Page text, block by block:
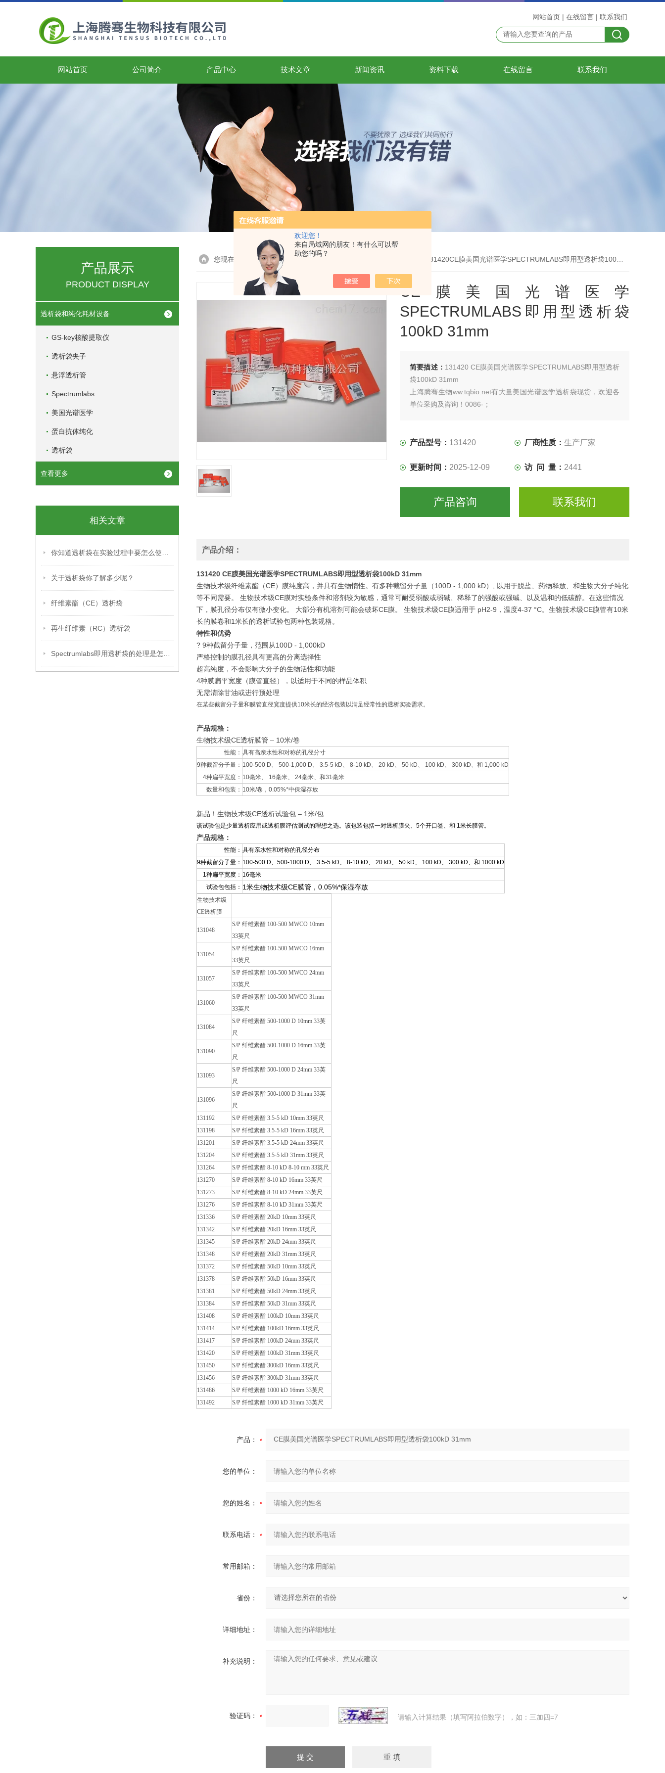
欢迎您！
来自局域网的朋友！有什么可以帮
助您的吗？
网站首页 | 在线留言 | 联系我们
网站首页 公司简介 产品中心 技术文章 新闻资讯 资料下载 在线留言 联系我们
产品展示
PRODUCT DISPLAY
透析袋和纯化耗材设备
GS-key核酸提取仪
透析袋夹子
悬浮透析管
Spectrumlabs
美国光谱医学
蛋白抗体纯化
透析袋
查看更多
相关文章
关于透析袋你了解多少呢？
纤维素酯（CE）透析袋
再生纤维素（RC）透析袋
您现在的位置：首页> 产品展示 > 透析袋和纯化耗材设备 > 131420CE膜美国光谱医学SPECTRUMLABS即用型透析袋100kD 31mm
CE膜美国光谱医学
SPECTRUMLABS即用型透析袋
100kD 31mm
简要描述： 131420 CE膜美国光谱医学SPECTRUMLABS即用型透析
袋100kD 31mm
上海腾骞生物ww.tqbio.net有大量美国光谱医学透析袋现货，欢迎各
单位采购及咨询！0086-；
产品型号： 131420 厂商性质：生产厂家
更新时间： 2025-12-09 访 问 量： 2441
产品咨询 联系我们
产品介绍：
131420 CE膜美国光谱医学SPECTRUMLABS即用型透析袋100kD 31mm
生物技术级纤维素酯（CE）膜纯度高，并具有生物惰性。有多种截留分子量（100D - 1,000 kD）, 以用于脱盐、药物释放、和生物大分子纯化
等不同需要。 生物技术级CE膜对实验条件和溶剂较为敏感，通常可耐受弱酸或弱碱、稀释了的强酸或强碱、以及温和的低碳醇。在这些情况
下，膜孔径分布仅有微小变化。 大部分有机溶剂可能会破坏CE膜。 生物技术级CE膜适用于 pH2-9，温度4-37 °C。生物技术级CE膜管有10米
长的膜卷和1米长的透析试验包两种包装规格。
特性和优势
? 9种截留分子量，范围从100D - 1,000kD
严格控制的膜孔径具有更高的分离选择性
超高纯度，不会影响大分子的生物活性和功能
4种膜扁平宽度（膜管直径），以适用于不同的样品体积
无需清除甘油或进行预处理
在某些截留分子量和膜管直径宽度提供10米长的经济包装以满足经常性的透析实验需求。
产品规格：
生物技术级CE透析膜管 – 10米/卷
性能： 具有高亲水性和对称的孔径分寸
9种截留分子量： 100-500 D、 500-1,000 D、 3.5-5 kD、 8-10 kD、 20 kD、 50 kD、 100 kD、 300 kD、和 1,000 kD
4种扁平宽度： 10毫米、 16毫米、 24毫米、和31毫米
数量和包装： 10米/卷，0.05%*中保湿存放
新品！生物技术级CE透析试验包 – 1米/包
该试验包是少量透析应用或透析膜评估测试的理想之选。该包装包括一对透析膜夹、5个开口签、和 1米长膜管。
产品规格：
性能： 具有亲水性和对称的孔径分布
9种截留分子量： 100-500 D、500-1000 D、 3.5-5 kD、 8-10 kD、 20 kD、 50 kD、 100 kD、 300 kD、和 1000 kD
1种扁平宽度： 16毫米
试验包包括： 1米生物技术级CE膜管，0.05%*保湿存放
生物技术级
CE透析膜
131048
S/P 纤维素酯 100-500 MWCO 10mm
33英尺
131054
S/P 纤维素酯 100-500 MWCO 16mm
33英尺
131057
S/P 纤维素酯 100-500 MWCO 24mm
33英尺
131060
S/P 纤维素酯 100-500 MWCO 31mm
33英尺
131084
S/P 纤维素酯 500-1000 D 10mm 33英
尺
131090
S/P 纤维素酯 500-1000 D 16mm 33英
尺
131093
S/P 纤维素酯 500-1000 D 24mm 33英
尺
131096
S/P 纤维素酯 500-1000 D 31mm 33英
尺
131192
S/P 纤维素酯 3.5-5 kD 10mm 33英尺
131198
S/P 纤维素酯 3.5-5 kD 16mm 33英尺
131201
S/P 纤维素酯 3.5-5 kD 24mm 33英尺
131204
S/P 纤维素酯 3.5-5 kD 31mm 33英尺
131264
S/P 纤维素酯 8-10 kD 8-10 mm 33英尺
131270
S/P 纤维素酯 8-10 kD 16mm 33英尺
131273
S/P 纤维素酯 8-10 kD 24mm 33英尺
131276
S/P 纤维素酯 8-10 kD 31mm 33英尺
131336
S/P 纤维素酯 20kD 10mm 33英尺
131342
S/P 纤维素酯 20kD 16mm 33英尺
131345
S/P 纤维素酯 20kD 24mm 33英尺
131348
S/P 纤维素酯 20kD 31mm 33英尺
131372
S/P 纤维素酯 50kD 10mm 33英尺
131378
S/P 纤维素酯 50kD 16mm 33英尺
131381
S/P 纤维素酯 50kD 24mm 33英尺
131384
S/P 纤维素酯 50kD 31mm 33英尺
131408
S/P 纤维素酯 100kD 10mm 33英尺
131414
S/P 纤维素酯 100kD 16mm 33英尺
131417
S/P 纤维素酯 100kD 24mm 33英尺
131420
S/P 纤维素酯 100kD 31mm 33英尺
131450
S/P 纤维素酯 300kD 16mm 33英尺
131456
S/P 纤维素酯 300kD 31mm 33英尺
131486
S/P 纤维素酯 1000 kD 16mm 33英尺
131492
S/P 纤维素酯 1000 kD 31mm 33英尺
产品：
您的单位：
您的姓名：
联系电话：
常用邮箱：
省份：
详细地址：
补充说明：
验证码： 请输入计算结果（填写阿拉伯数字），如：三加四=7